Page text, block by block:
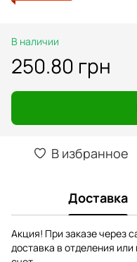
В наличии
250.80 грн
В избранное
Доставка
Акция! При заказе через
доставка в отделения